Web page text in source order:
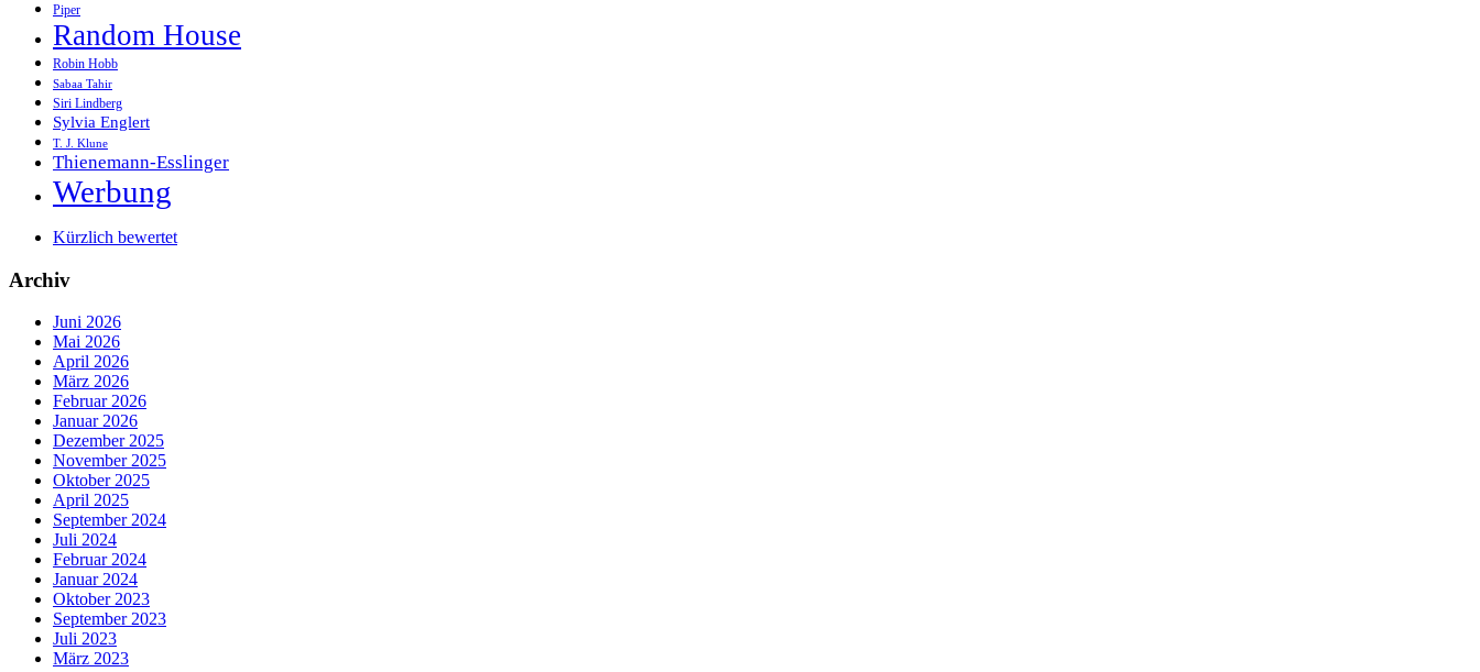
Piper
Random House
Robin Hobb
Sabaa Tahir
Siri Lindberg
Sylvia Englert
T. J. Klune
Thienemann-Esslinger
Werbung
Kürzlich bewertet
Archiv
Juni 2026
Mai 2026
April 2026
März 2026
Februar 2026
Januar 2026
Dezember 2025
November 2025
Oktober 2025
April 2025
September 2024
Juli 2024
Februar 2024
Januar 2024
Oktober 2023
September 2023
Juli 2023
März 2023